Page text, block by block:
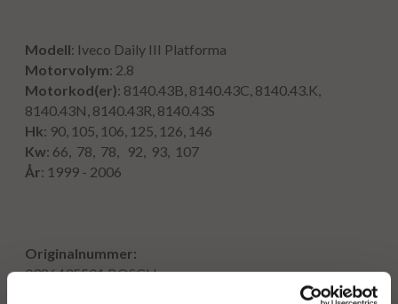
Modell: Iveco Daily III Platforma
Motorvolym: 2.8
Motorkod(er): 8140.43B, 8140.43C, 8140.43.K,
8140.43N, 8140.43R, 8140.43S
Hk: 90, 105, 106, 125, 126, 146
Kw: 66, 78, 78, 92, 93, 107
År: 1999 - 2006
Originalnummer:
0986435501BOSCH